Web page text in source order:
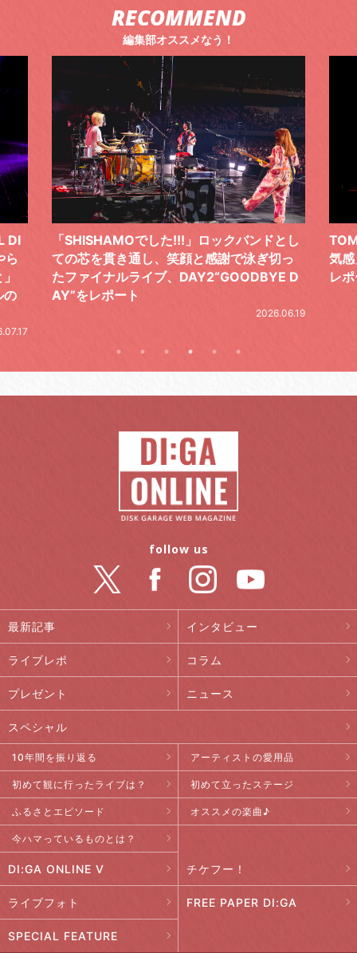
RECOMMEND
編集部オススメなう！
DI
ら
の
「SHISHAMOでした!!!」ロックバンドとし
ての芯を貫き通し、笑顔と感謝で泳ぎ切っ
たファイナルライブ、DAY2“GOODBYE D
AY”をレポート
2026.06.19
気
レ
最新記事 インタビュー
ライブレポ コラム
プレゼント ニュース
スペシャル
10年間を振り返る アーティストの愛用品
初めて観に行ったライブは？ 初めて立ったステージ
ふるさとエピソード オススメの楽曲♪
今ハマっているものとは？
DI:GA ONLINE V チケフー！
ライブフォト FREE PAPER DI:GA
SPECIAL FEATURE
follow us